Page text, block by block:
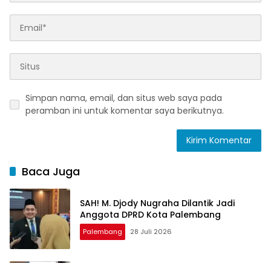
Simpan nama, email, dan situs web saya pada
peramban ini untuk komentar saya berikutnya.
Baca Juga
SAH! M. Djody Nugraha Dilantik Jadi
Anggota DPRD Kota Palembang
Palembang 28 Juli 2026